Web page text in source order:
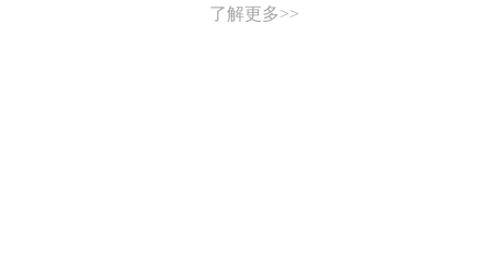
了解更多>>